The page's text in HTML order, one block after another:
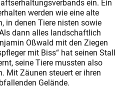
ein. Ein
werden wie eine alte
in denen Tiere nisten sowie
dann alles landschaftlich
Oßwald mit den Ziegen
mit Biss“ hat seinen Stall
seine Tiere mussten also
Mit Zäunen steuert er ihren
Gelände.